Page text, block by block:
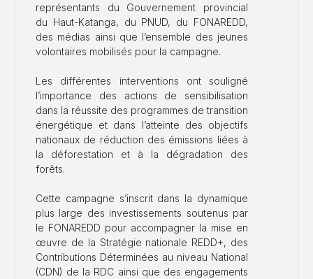
représentants du Gouvernement provincial
du Haut-Katanga, du PNUD, du FONAREDD,
des médias ainsi que l’ensemble des jeunes
volontaires mobilisés pour la campagne.
Les différentes interventions ont souligné
l’importance des actions de sensibilisation
dans la réussite des programmes de transition
énergétique et dans l’atteinte des objectifs
nationaux de réduction des émissions liées à
la déforestation et à la dégradation des
forêts.
Cette campagne s’inscrit dans la dynamique
plus large des investissements soutenus par
le FONAREDD pour accompagner la mise en
œuvre de la Stratégie nationale REDD+, des
Contributions Déterminées au niveau National
(CDN) de la RDC ainsi que des engagements